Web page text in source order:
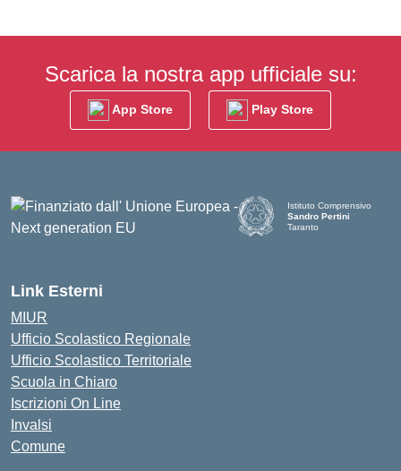
Scarica la nostra app ufficiale su:
App Store Play Store
Istituto Comprensivo
Sandro Pertini
Taranto
Link Esterni
MIUR
Ufficio Scolastico Regionale
Ufficio Scolastico Territoriale
Scuola in Chiaro
Iscrizioni On Line
Invalsi
Comune